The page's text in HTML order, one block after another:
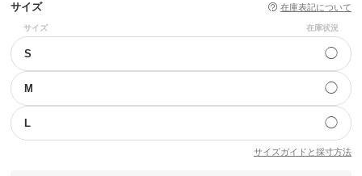
サイズ 在庫表記について
サイズ 在庫状況
S ◯
M ◯
L ◯
サイズガイドと採寸方法